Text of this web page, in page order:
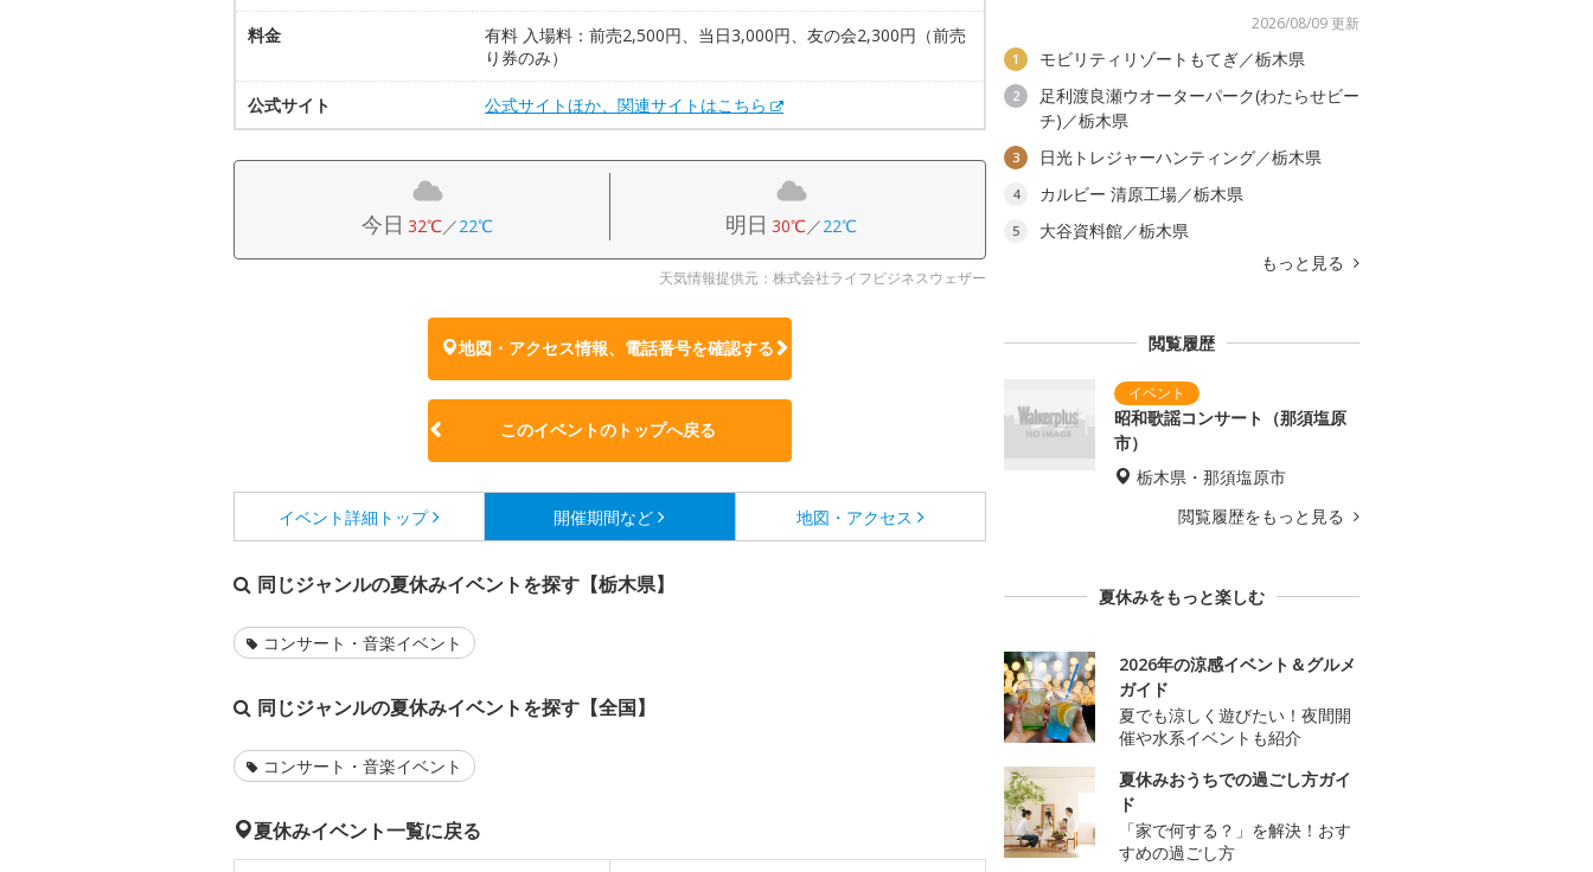
料金
有料 入場料：前売2,500円、当日3,000円、友の会2,300円（前売
り券のみ）
公式サイト 公式サイトほか、関連サイトはこちら
今日 32℃／22℃ 明日 30℃／22℃
天気情報提供元：株式会社ライフビジネスウェザー
地図・アクセス情報、電話番号を確認する
このイベントのトップへ戻る
イベント詳細 トップ 開催期間など 地図・アクセス
同じジャンルの夏休みイベントを探す【栃木県】
コンサート・音楽イベント
同じジャンルの夏休みイベントを探す【全国】
コンサート・音楽イベント
夏休みイベント一覧に戻る
2026/08/09 更新
1 モビリティリゾートもてぎ／栃木県
2
足利渡良瀬ウオーターパーク(わたらせビー
チ)／栃木県
3 日光トレジャーハンティング／栃木県
4 カルビー 清原工場／栃木県
5
大谷資料館／栃木県
もっと見る
閲覧履歴
昭和歌謡コンサート（那須塩原
市）
栃木県・那須塩原市
閲覧履歴をもっと見る
夏休みをもっと楽しむ
2026年の涼感イベント＆グルメ
ガイド
夏でも涼しく遊びたい！夜間開
催や水系イベントも紹介
夏休みおうちでの過ごし方ガイ
ド
「家で何する？」を解決！おす
すめの過ごし方